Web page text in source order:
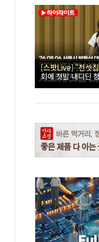
[스팟Live] "전셋
회에 첫발 내디딘
시 부동산 대토론회